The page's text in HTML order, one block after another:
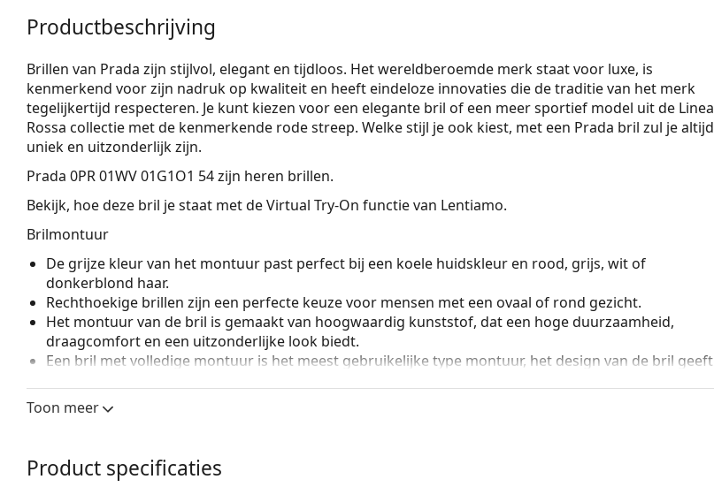
Productbeschrijving
Brillen van Prada zijn stijlvol, elegant en tijdloos. Het wereldberoemde merk staat voor luxe, is
kenmerkend voor zijn nadruk op kwaliteit en heeft eindeloze innovaties die de traditie van het merk
tegelijkertijd respecteren. Je kunt kiezen voor een elegante bril of een meer sportief model uit de Linea
Rossa collectie met de kenmerkende rode streep. Welke stijl je ook kiest, met een Prada bril zul je altijd
uniek en uitzonderlijk zijn.
Prada 0PR 01WV 01G1O1 54zijn heren brillen.
Bekijk, hoe deze bril je staat met de Virtual Try-On functie van Lentiamo.
Brilmontuur
De grijze kleur van het montuur past perfect bij een koele huidskleur en rood, grijs, wit of
donkerblond haar.
Rechthoekige brillen zijn een perfecte keuze voor mensen met een ovaal of rond gezicht.
Het montuur van de bril is gemaakt van hoogwaardig kunststof, dat een hoge duurzaamheid,
draagcomfort en een uitzonderlijke look biedt.
Een bril met volledige montuur is het meest gebruikelijke type montuur, het design van de bril geeft
geschikt voor alle glazen, ook voor glazen met een hogere optische sterkte.
Wij leveren de brillen in een originele hoes. De kleur van de koker en het ontwerp kunnen variëren.
Toon meer
Product specificaties